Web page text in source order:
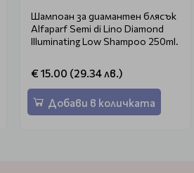
Шампоан за диамантен блясък
Alfaparf Semi di Lino Diamond
Illuminating Low Shampoo 250ml.
€ 15.00 (29.34 лв.)
Добави в количката